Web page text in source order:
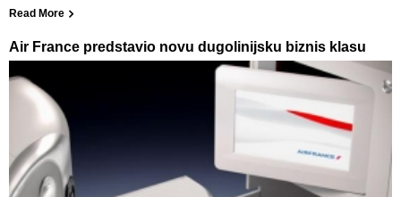
Read More
Air France predstavio novu dugolinijsku biznis klasu